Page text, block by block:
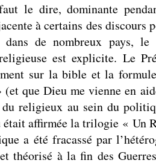
le dire, dominante
à certains des discours
dans de nombreux pays,
est explicite. Le
sur la bible et la
que Dieu me vienne en
du religieux au sein du
était affirmée la trilogie « Un
a été fracassé par
théorisé à la fin des